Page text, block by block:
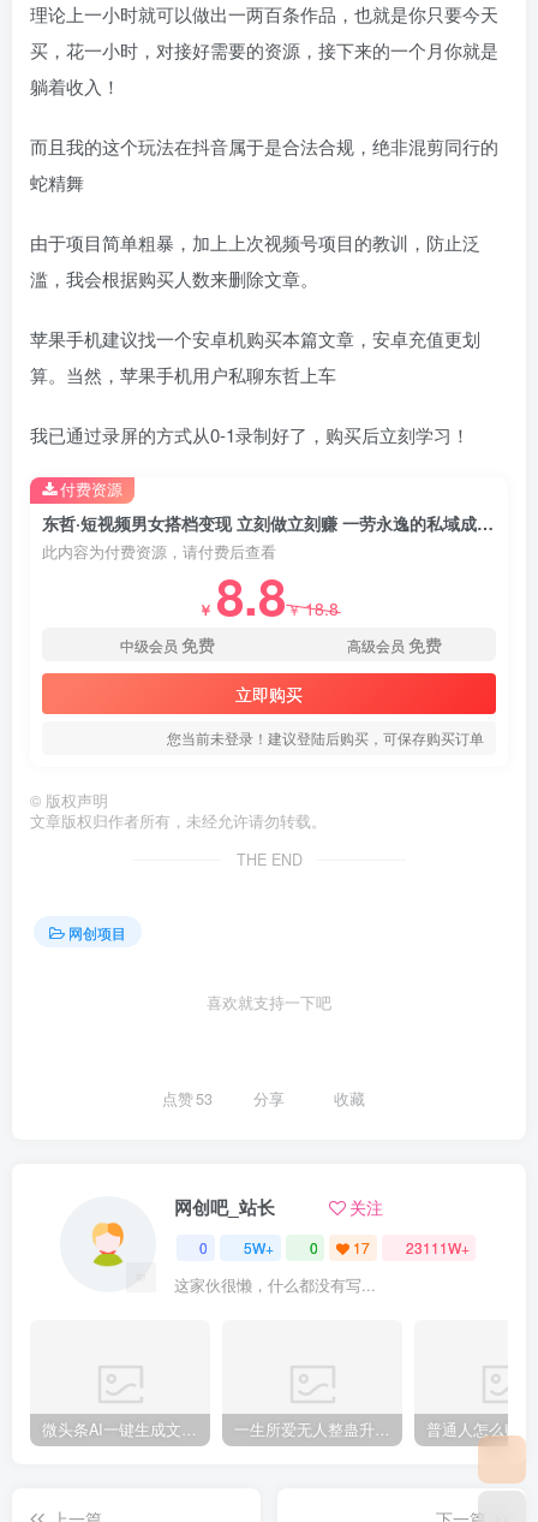
理论上一小时就可以做出一两百条作品，也就是你只要今天
买，花一小时，对接好需要的资源，接下来的一个月你就是
躺着收入！
而且我的这个玩法在抖音属于是合法合规，绝非混剪同行的
蛇精舞
由于项目简单粗暴，加上上次视频号项目的教训，防止泛
滥，我会根据购买人数来删除文章。
苹果手机建议找一个安卓机购买本篇文章，安卓充值更划
算。当然，苹果手机用户私聊东哲上车
我已通过录屏的方式从0-1录制好了，购买后立刻学习！
东哲·短视频男女搭档变现 立刻做立刻赚 一劳永逸的私域成交项目（不露脸）
此内容为付费资源，请付费后查看
￥ 8.8￥18.8
中级会员 免费 高级会员 免费
立即购买
您当前未登录！建议登陆后购买，可保存购买订单
付费资源
© 版权声明
文章版权归作者所有，未经允许请勿转载。
THE END
网创项目
喜欢就支持一下吧
点赞53 分享 收藏
网创吧_站长 关注
0 5W+ 0 17 23111W+
这家伙很懒，什么都没有写...
微头条AI一键生成文章，100%过原创，当天做隔天收益，可批量，一天轻松200+ 一生所爱无人整蛊升级版9.0，利用动态噪点+光斑粒子光条推进的特效玩法，内附暴击、合并帧、干扰、去重的手法，实现24小时实时直播不违规操，单场日入1500+，小白也能无脑驾驭